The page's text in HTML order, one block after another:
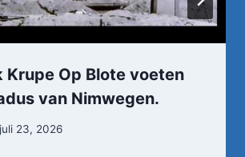
Krupe Op Blote voeten
van Nimwegen.
juli 23, 2026